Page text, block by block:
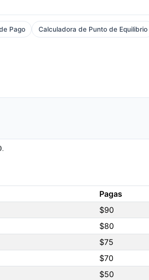
Pago Calculadora de Punto de Equilibrio
.
Pagas
$90
$80
$75
$70
$50